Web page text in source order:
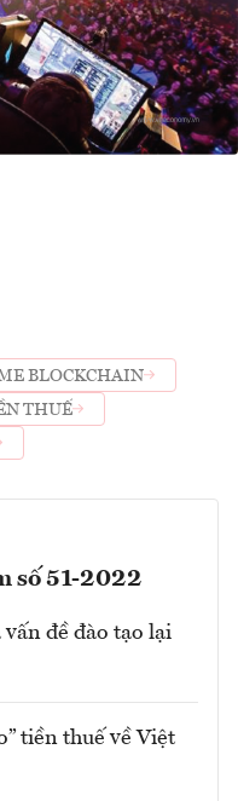
BLOCKCHAIN
THUẾ
số 51-2022
đề đào tạo lại
tiền thuế về Việt